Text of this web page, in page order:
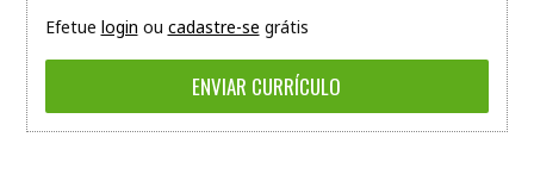
Efetue login ou cadastre-se grátis